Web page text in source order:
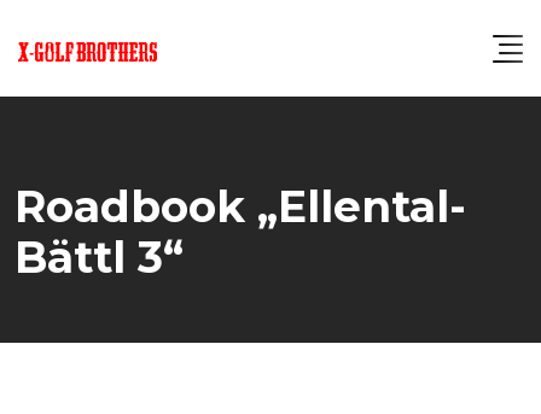
Roadbook „Ellental-
Bättl 3“